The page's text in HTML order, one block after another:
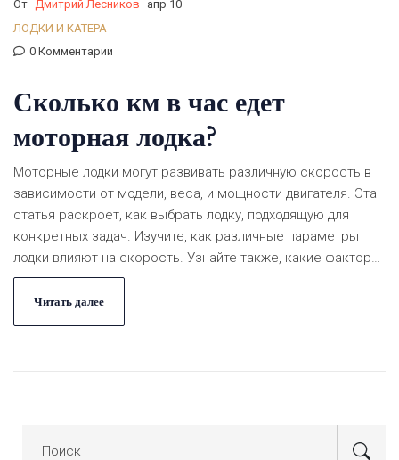
От Дмитрий Лесников
апр 10
ЛОДКИ И КАТЕРА
0 Комментарии
Сколько км в час едет
моторная лодка?
Моторные лодки могут развивать различную скорость в
зависимости от модели, веса, и мощности двигателя. Эта
статья раскроет, как выбрать лодку, подходящую для
конкретных задач. Изучите, как различные параметры
лодки влияют на скорость. Узнайте также, какие факторы
могут увеличивать или снижать их скорость на воде.
Читать далее